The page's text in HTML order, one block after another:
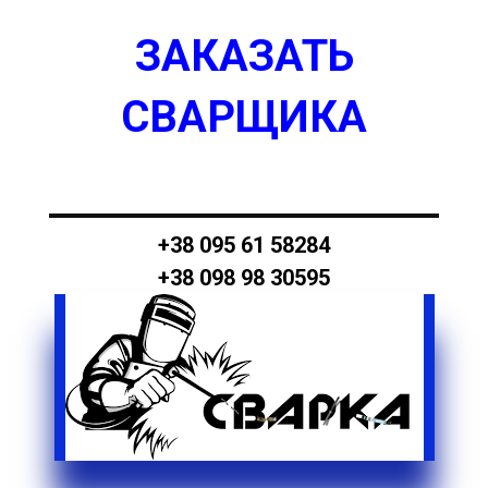
ЗАКАЗАТЬ
СВАРЩИКА
+38 095 61 58284
+38 098 98 30595